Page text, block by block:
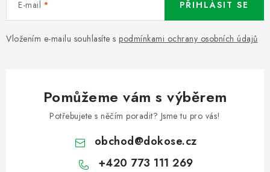
E-mail
Vložením e-mailu souhlasíte s podmínkami ochrany osobních údajů
PŘIHLÁSIT SE
Pomůžeme vám s výběrem
Potřebujete s něčím poradit? Jsme tu pro vás!
obchod@dokose.cz
+420 773 111 269